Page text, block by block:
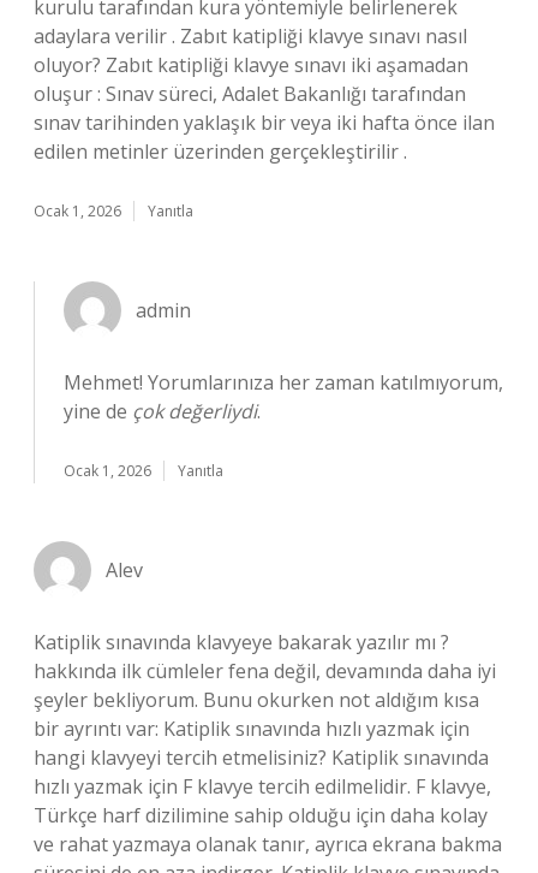
kurulu tarafından kura yöntemiyle belirlenerek
adaylara verilir . Zabıt katipliği klavye sınavı nasıl
oluyor? Zabıt katipliği klavye sınavı iki aşamadan
oluşur : Sınav süreci, Adalet Bakanlığı tarafından
sınav tarihinden yaklaşık bir veya iki hafta önce ilan
edilen metinler üzerinden gerçekleştirilir .
Ocak 1, 2026 Yanıtla
admin
Mehmet! Yorumlarınıza her zaman katılmıyorum,
yine de çok değerliydi.
Ocak 1, 2026 Yanıtla
Alev
Katiplik sınavında klavyeye bakarak yazılır mı ?
hakkında ilk cümleler fena değil, devamında daha iyi
şeyler bekliyorum. Bunu okurken not aldığım kısa
bir ayrıntı var: Katiplik sınavında hızlı yazmak için
hangi klavyeyi tercih etmelisiniz? Katiplik sınavında
hızlı yazmak için F klavye tercih edilmelidir. F klavye,
Türkçe harf dizilimine sahip olduğu için daha kolay
ve rahat yazmaya olanak tanır, ayrıca ekrana bakma